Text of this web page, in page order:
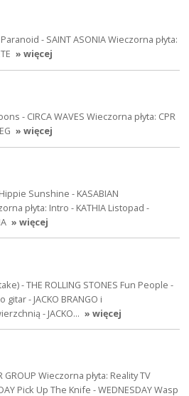
- SAINT ASONIA Wieczorna płyta:
» więcej
- CIRCA WAVES Wieczorna płyta: CPR
» więcej
Sunshine - KASABIAN
płyta: Intro - KATHIA Listopad -
» więcej
- THE ROLLING STONES Fun People -
- JACKO BRANGO i
- JACKO… » więcej
GROUP Wieczorna płyta: Reality TV
Pick Up The Knife - WEDNESDAY Wasp